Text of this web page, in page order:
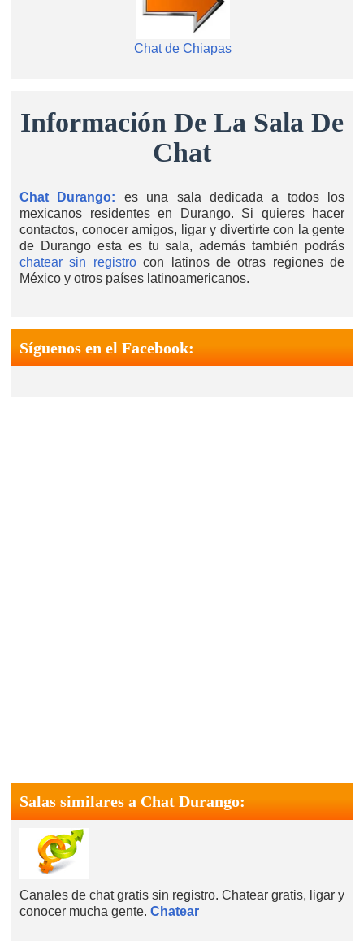
Chat de Chiapas
Información De La Sala De
Chat
Chat Durango: es una sala dedicada a todos los
mexicanos residentes en Durango. Si quieres hacer
contactos, conocer amigos, ligar y divertirte con la gente
de Durango esta es tu sala, además también podrás
chatear sin registrocon latinos de otras regiones de
México y otros países latinoamericanos.
Síguenos en el Facebook:
Salas similares a Chat Durango:
Canales de chat gratis sin registro. Chatear gratis, ligar y
conocer mucha gente. Chatear